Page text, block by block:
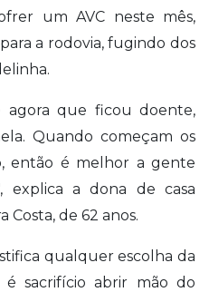
um AVC neste mês,
a rodovia, fugindo dos
que ficou doente,
Quando começam os
então é melhor a gente
explica a dona de casa
Costa, de 62 anos.
qualquer escolha da
sacrifício abrir mão do